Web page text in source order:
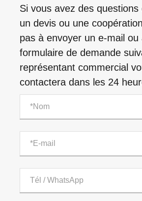
Si vous avez des questions
un devis ou une
pas à envoyer un e-mail ou
formulaire de demande
représentant commercial
contactera dans les 24